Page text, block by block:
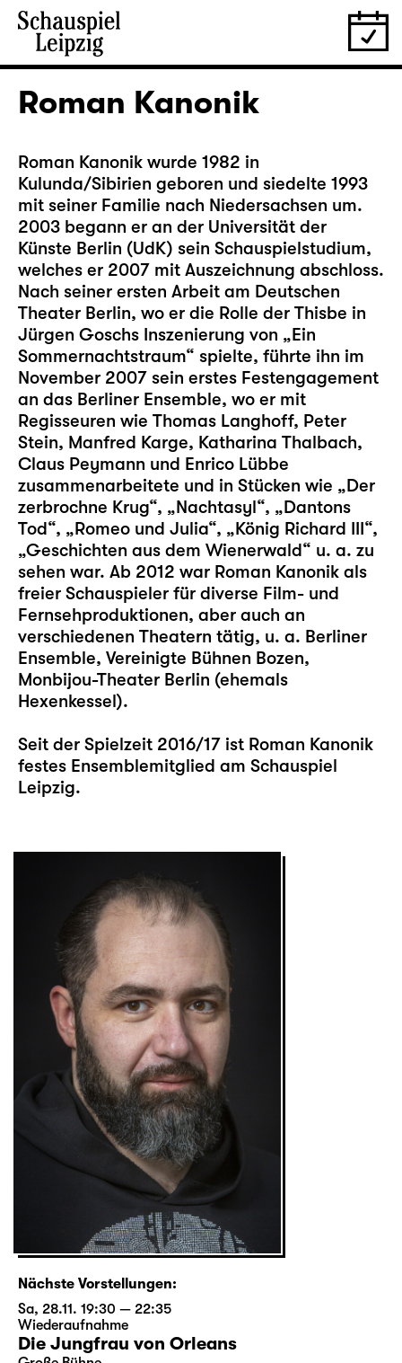
Roman Kanonik
Roman Kanonik wurde 1982 in
Kulunda/Sibirien geboren und siedelte 1993
mit seiner Familie nach Niedersachsen um.
2003 begann er an der Universität der
Künste Berlin (UdK) sein Schauspielstudium,
welches er 2007 mit Auszeichnung abschloss.
Nach seiner ersten Arbeit am Deutschen
Theater Berlin, wo er die Rolle der Thisbe in
Jürgen Goschs Inszenierung von „Ein
Sommernachtstraum“ spielte, führte ihn im
November 2007 sein erstes Festengagement
an das Berliner Ensemble, wo er mit
Regisseuren wie Thomas Langhoff, Peter
Stein, Manfred Karge, Katharina Thalbach,
Claus Peymann und Enrico Lübbe
zusammenarbeitete und in Stücken wie „Der
zerbrochne Krug“, „Nachtasyl“, „Dantons
Tod“, „Romeo und Julia“, „König Richard III“,
„Geschichten aus dem Wienerwald“ u. a. zu
sehen war. Ab 2012 war Roman Kanonik als
freier Schauspieler für diverse Film- und
Fernsehproduktionen, aber auch an
verschiedenen Theatern tätig, u. a. Berliner
Ensemble, Vereinigte Bühnen Bozen,
Monbijou-Theater Berlin (ehemals
Hexenkessel).
Seit der Spielzeit 2016/17 ist Roman Kanonik
festes Ensemblemitglied am Schauspiel
Leipzig.
Nächste Vorstellungen:
Sa, 28.11. 19:30 — 22:35
Wiederaufnahme
Die Jungfrau von Orleans